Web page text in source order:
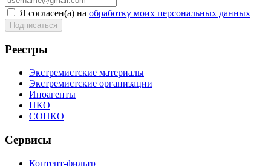
Я согласен(а) на обработку моих персональных данных
Реестры
Экстремистские материалы
Экстремистские организации
Иноагенты
НКО
СОНКО
Сервисы
Контент-фильтр